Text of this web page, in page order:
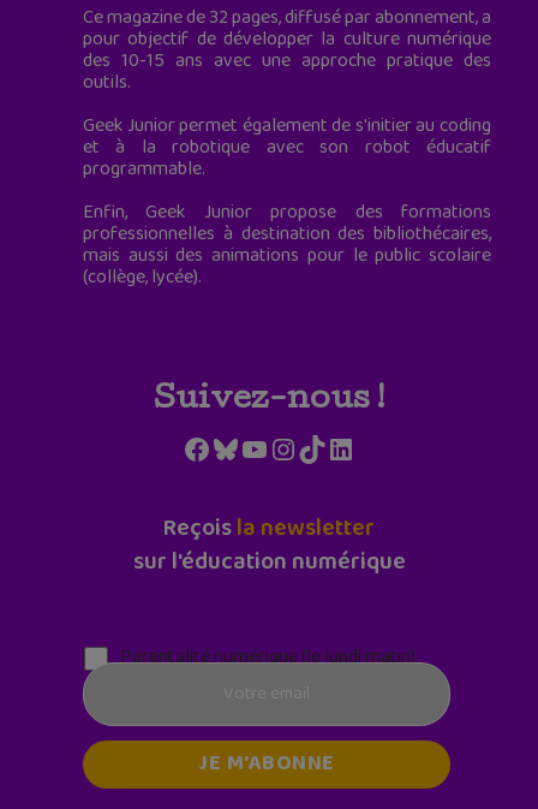
Ce magazine de 32 pages, diffusé par abonnement, a
pour objectif de développer la culture numérique
des 10-15 ans avec une approche pratique des
outils.
Geek Junior permet également de s'initier au coding
et à la robotique avec son robot éducatif
programmable.
Enfin, Geek Junior propose des formations
professionnelles à destination des bibliothécaires,
mais aussi des animations pour le public scolaire
(collège, lycée).
Suivez-nous !
Facebook
Bluesky
YouTube
Instagram
TikTokLinkedIn
Reçoisla newsletter
sur l'éducation numérique
Parentalité numérique (le lundi matin)